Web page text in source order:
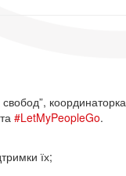
координаторка
#LetMyPeopleGo.
їх;